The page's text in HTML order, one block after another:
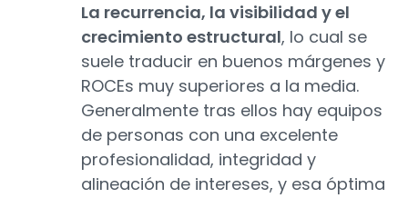
La recurrencia, la visibilidad y el
crecimiento estructural, lo cual se
suele traducir en buenos márgenes y
ROCEs muy superiores a la media.
Generalmente tras ellos hay equipos
de personas con una excelente
profesionalidad, integridad y
alineación de intereses, y esa óptima